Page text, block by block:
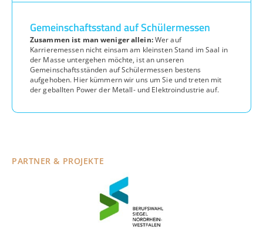
Gemeinschaftsstand auf Schülermessen
Zusammen ist man weniger allein:Wer auf
Karrieremessen nicht einsam am kleinsten Stand im Saal in
der Masse untergehen möchte, ist an unseren
Gemeinschaftsständen auf Schülermessen bestens
aufgehoben. Hier kümmern wir uns um Sie und treten mit
der geballten Power der Metall- und Elektroindustrie auf.
PARTNER & PROJEKTE